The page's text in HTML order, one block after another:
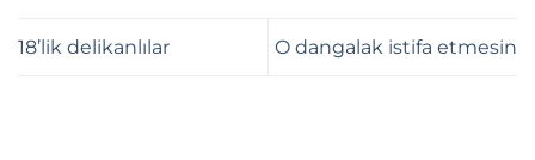
18’lik delikanlılar O dangalak istifa etmesin